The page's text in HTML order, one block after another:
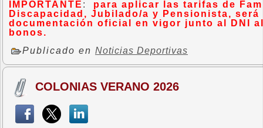
IMPORTANTE : para aplicar las tarifas de
Discapacidad, Jubilado/a y Pensionista,
documentación oficial en vigor junto al DNI
bonos.
Publicado en Noticias Deportivas
COLONIAS VERANO 2026